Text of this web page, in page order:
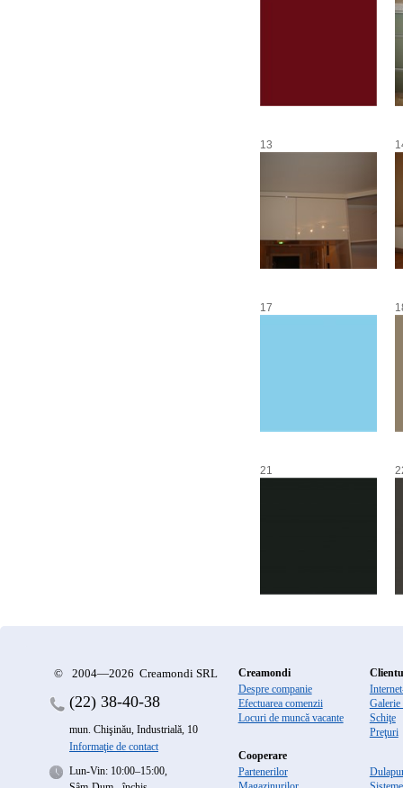
13
17
21
© 2004—2026 Creamondi SRL
(22) 38-40-38
mun. Chişinău, Industrială, 10
Informaţie de contact
Lun-Vin: 10:00–15:00,
Creamondi
Despre companie
Efectuarea comenzii
Locuri de muncă vacante
Schiţe
Preţuri
Cooperare
Partenerilor